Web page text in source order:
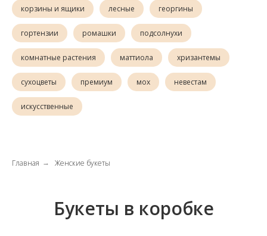
корзины и ящики лесные георгины
гортензии ромашки подсолнухи
комнатные растения маттиола хризантемы
сухоцветы премиум мох невестам
искусственные
Главная → Женские букеты
Букеты в коробке